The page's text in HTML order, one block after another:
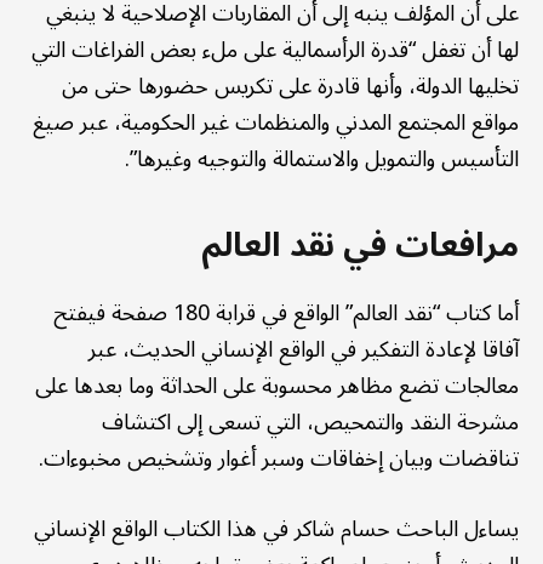
على أن المؤلف ينبه إلى أن المقاربات الإصلاحية لا ينبغي
لها أن تغفل “قدرة الرأسمالية على ملء بعض الفراغات التي
تخليها الدولة، وأنها قادرة على تكريس حضورها حتى من
مواقع المجتمع المدني والمنظمات غير الحكومية، عبر صيغ
التأسيس والتمويل والاستمالة والتوجيه وغيرها”.
مرافعات في نقد العالم
أما كتاب “نقد العالم” الواقع في قرابة 180 صفحة فيفتح
آفاقا لإعادة التفكير في الواقع الإنساني الحديث، عبر
معالجات تضع مظاهر محسوبة على الحداثة وما بعدها على
مشرحة النقد والتمحيص، التي تسعى إلى اكتشاف
تناقضات وبيان إخفاقات وسبر أغوار وتشخيص مخبوءات.
يساءل الباحث حسام شاكر في هذا الكتاب الواقع الإنساني